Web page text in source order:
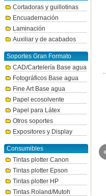
Cortadoras y guillotinas
Encuadernación
Laminación
Auxiliar y de acabados
Soportes Gran Formato
CAD/Cartelería Base agua
Fotográficos Base agua
Fine Art Base agua
Papel ecosolvente
Papel para Látex
Otros soportes
Expositores y Display
Consumibles
Tintas plotter Canon
Tintas plotter Epson
Tintas plotter HP
Tintas Roland/Mutoh
Epson Cover Plus - Ext.
Garantía 5 años para SC-T3100
500€